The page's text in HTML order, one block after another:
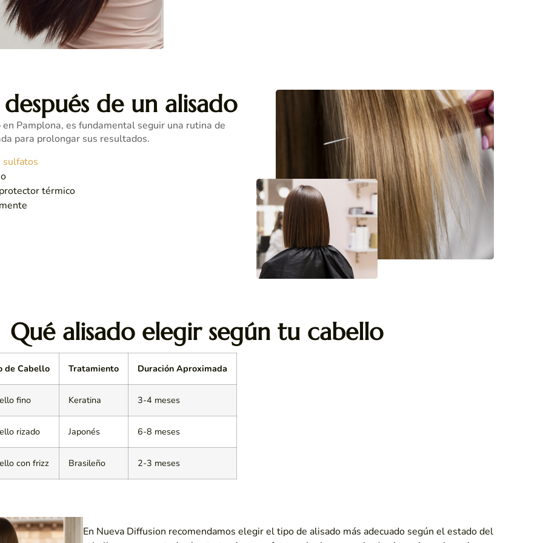
de un alisado
en Pamplona, es fundamental seguir una rutina de
para prolongar sus resultados.
sulfatos
térmico
Qué alisado elegir según tu cabello
de Cabello Tratamiento Duración Aproximada
fino Keratina 3-4 meses
rizado Japonés 6-8 meses
con frizz Brasileño 2-3 meses
En Nueva Diffusion recomendamos elegir el tipo de alisado más adecuado según el estado del